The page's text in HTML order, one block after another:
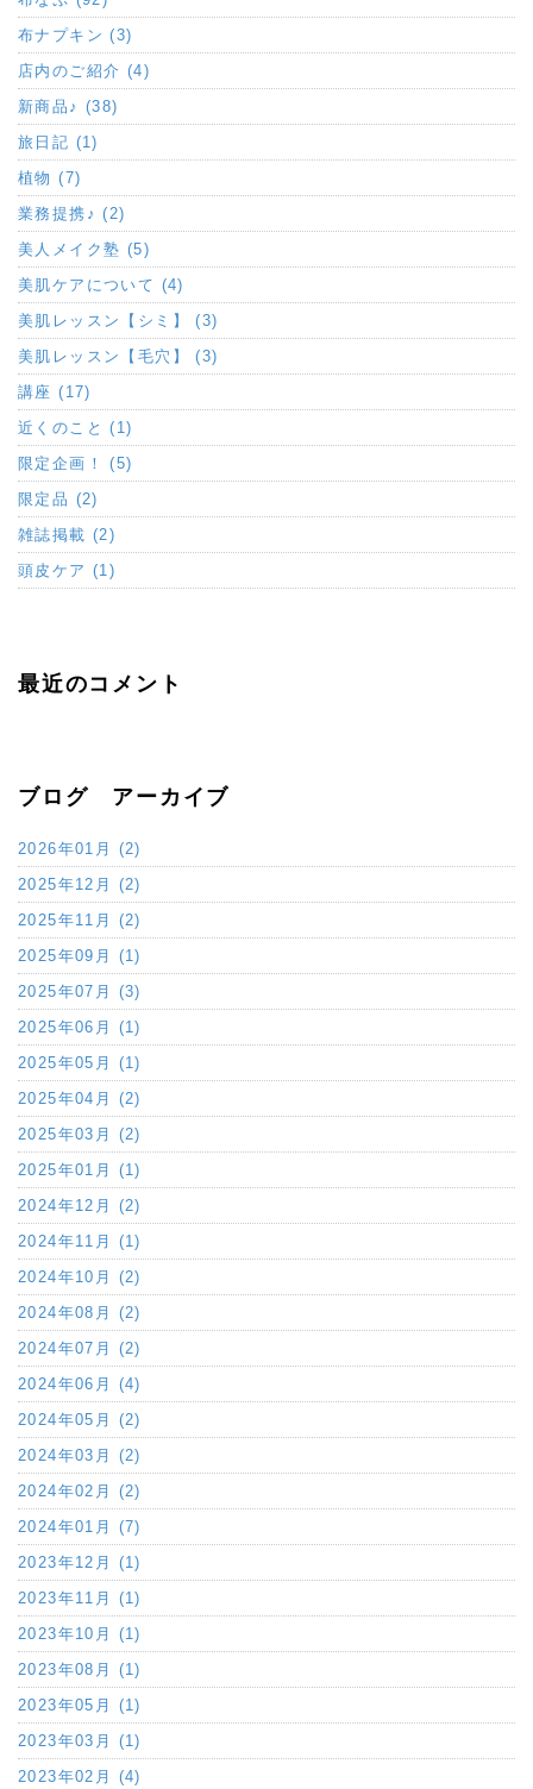
布ナプキン (3)
店内のご紹介 (4)
新商品♪ (38)
旅日記 (1)
植物 (7)
業務提携♪ (2)
美人メイク塾 (5)
美肌ケアについて (4)
美肌レッスン【シミ】 (3)
美肌レッスン【毛穴】 (3)
講座 (17)
近くのこと (1)
限定企画！ (5)
限定品 (2)
雑誌掲載 (2)
頭皮ケア (1)
最近のコメント
ブログ アーカイブ
2026年01月 (2)
2025年12月 (2)
2025年11月 (2)
2025年09月 (1)
2025年07月 (3)
2025年06月 (1)
2025年05月 (1)
2025年04月 (2)
2025年03月 (2)
2025年01月 (1)
2024年12月 (2)
2024年11月 (1)
2024年10月 (2)
2024年08月 (2)
2024年07月 (2)
2024年06月 (4)
2024年05月 (2)
2024年03月 (2)
2024年02月 (2)
2024年01月 (7)
2023年12月 (1)
2023年11月 (1)
2023年10月 (1)
2023年08月 (1)
2023年05月 (1)
2023年03月 (1)
2023年02月 (4)